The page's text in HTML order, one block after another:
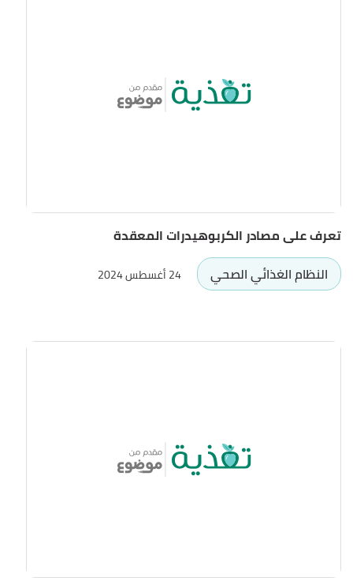
تعرف على مصادر الكربوهيدرات المعقدة
النظام الغذائي الصحي
24 أغسطس 2024